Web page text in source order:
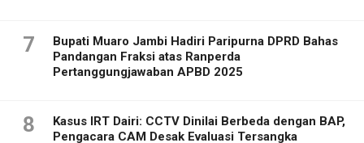
7
Bupati Muaro Jambi Hadiri Paripurna DPRD Bahas
Pandangan Fraksi atas Ranperda
Pertanggungjawaban APBD 2025
8
Kasus IRT Dairi: CCTV Dinilai Berbeda dengan BAP,
Pengacara CAM Desak Evaluasi Tersangka